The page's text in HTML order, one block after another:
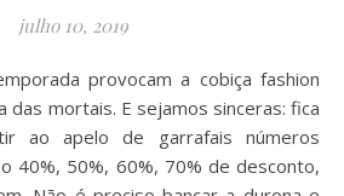
julho 10, 2019
das mortais. E sejamos sinceras: fica
ao apelo de garrafais números
40%, 50%, 60%, 70% de desconto,